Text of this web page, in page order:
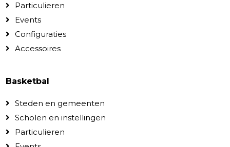
Particulieren
Events
Configuraties
Accessoires
Basketbal
Steden en gemeenten
Scholen en instellingen
Particulieren